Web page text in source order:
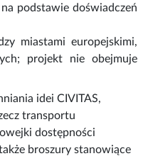
podstawie doświadczeń
miastami europejskimi,
projekt nie obejmuje
idei CIVITAS,
transportu
dostępności
broszury stanowiące